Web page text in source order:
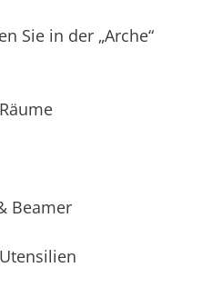
Sie in der „Arche“
Beamer